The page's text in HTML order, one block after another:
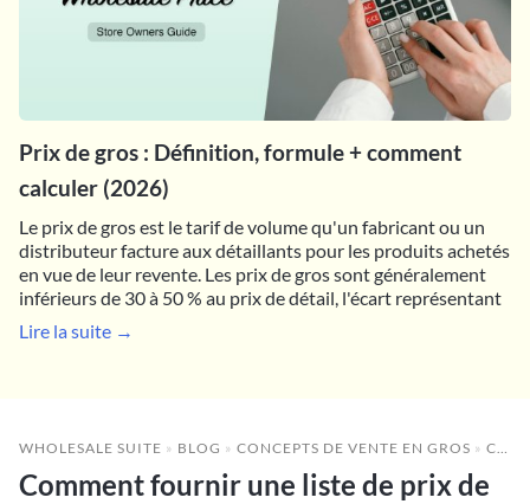
Prix de gros : Définition, formule + comment
calculer (2026)
Le prix de gros est le tarif de volume qu'un fabricant ou un
distributeur facture aux détaillants pour les produits achetés
en vue de leur revente. Les prix de gros sont généralement
inférieurs de 30 à 50 % au prix de détail, l'écart représentant
Lire la suite →
WHOLESALE SUITE » BLOG » CONCEPTS DE VENTE EN GROS » COMMENT FOURNIR UNE LISTE DE PRIX DE GROS (EXEMPLE)
Comment fournir une liste de prix de